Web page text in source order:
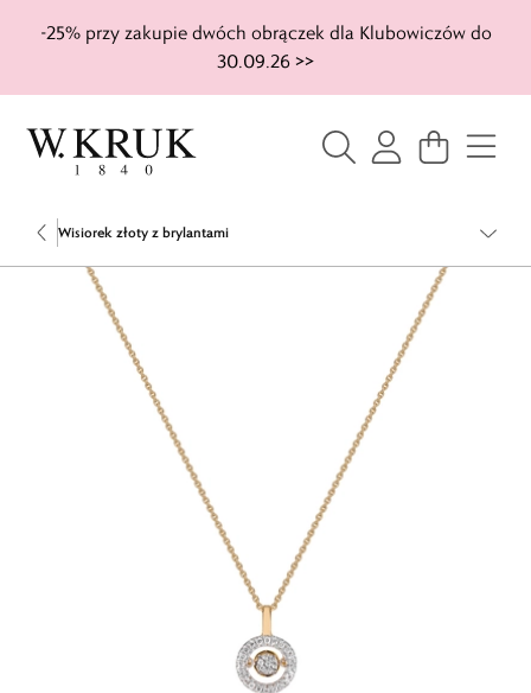
-25% przy zakupie dwóch obrączek dla Klubowiczów do
30.09.26 >>
Wisiorek złoty z brylantami